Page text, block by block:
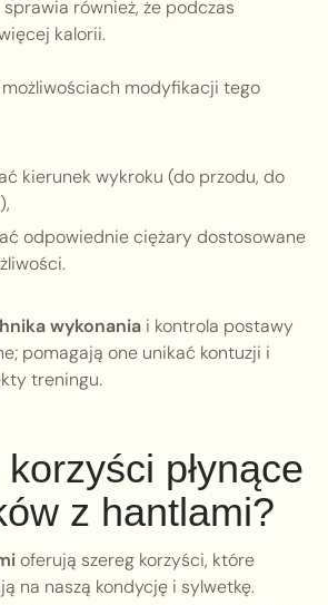
również, że podczas
kalorii.
modyfikacji tego
kierunek wykroku (do przodu, do
odpowiednie ciężary dostosowane
wykonania i kontrola postawy
pomagają one unikać kontuzji i
treningu.
płynące
z hantlami?
oferują szereg korzyści, które
na naszą kondycję i sylwetkę.